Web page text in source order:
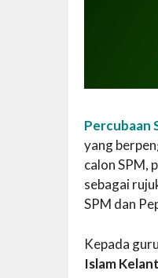
Percubaan
yang
calon SPM,
sebagai
SPM dan
Kepada
Islam